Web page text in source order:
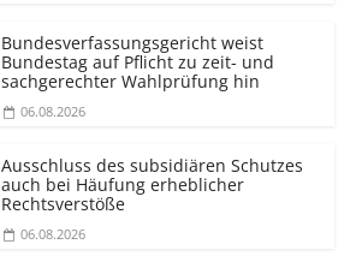
Bundesver­fassungsgericht weist
Bundestag auf Pflicht zu zeit- und
sachgerechter Wahlprüfung hin
06.08.2026
Ausschluss des subsidiären Schutzes
auch bei Häufung erheblicher
Rechtsverstöße
06.08.2026